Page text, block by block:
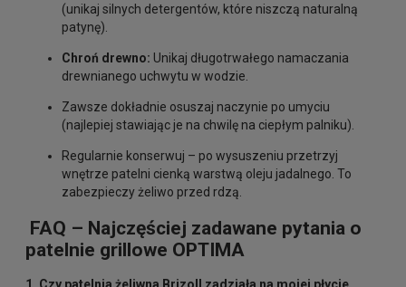
(unikaj silnych detergentów, które niszczą naturalną
patynę).
Chroń drewno: Unikaj długotrwałego namaczania
drewnianego uchwytu w wodzie.
Zawsze dokładnie osuszaj naczynie po umyciu
(najlepiej stawiając je na chwilę na ciepłym palniku).
Regularnie konserwuj – po wysuszeniu przetrzyj
wnętrze patelni cienką warstwą oleju jadalnego. To
zabezpieczy żeliwo przed rdzą.
FAQ – Najczęściej zadawane pytania o
patelnie grillowe OPTIMA